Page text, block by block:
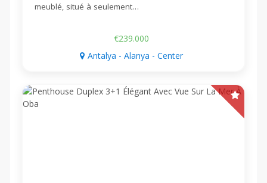
meublé, situé à seulement…
€239.000
Antalya - Alanya - Center